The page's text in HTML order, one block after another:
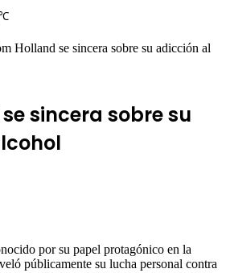
Holland se sincera sobre su adicción al
sincera sobre su
por su papel protagónico en la
públicamente su lucha personal contra